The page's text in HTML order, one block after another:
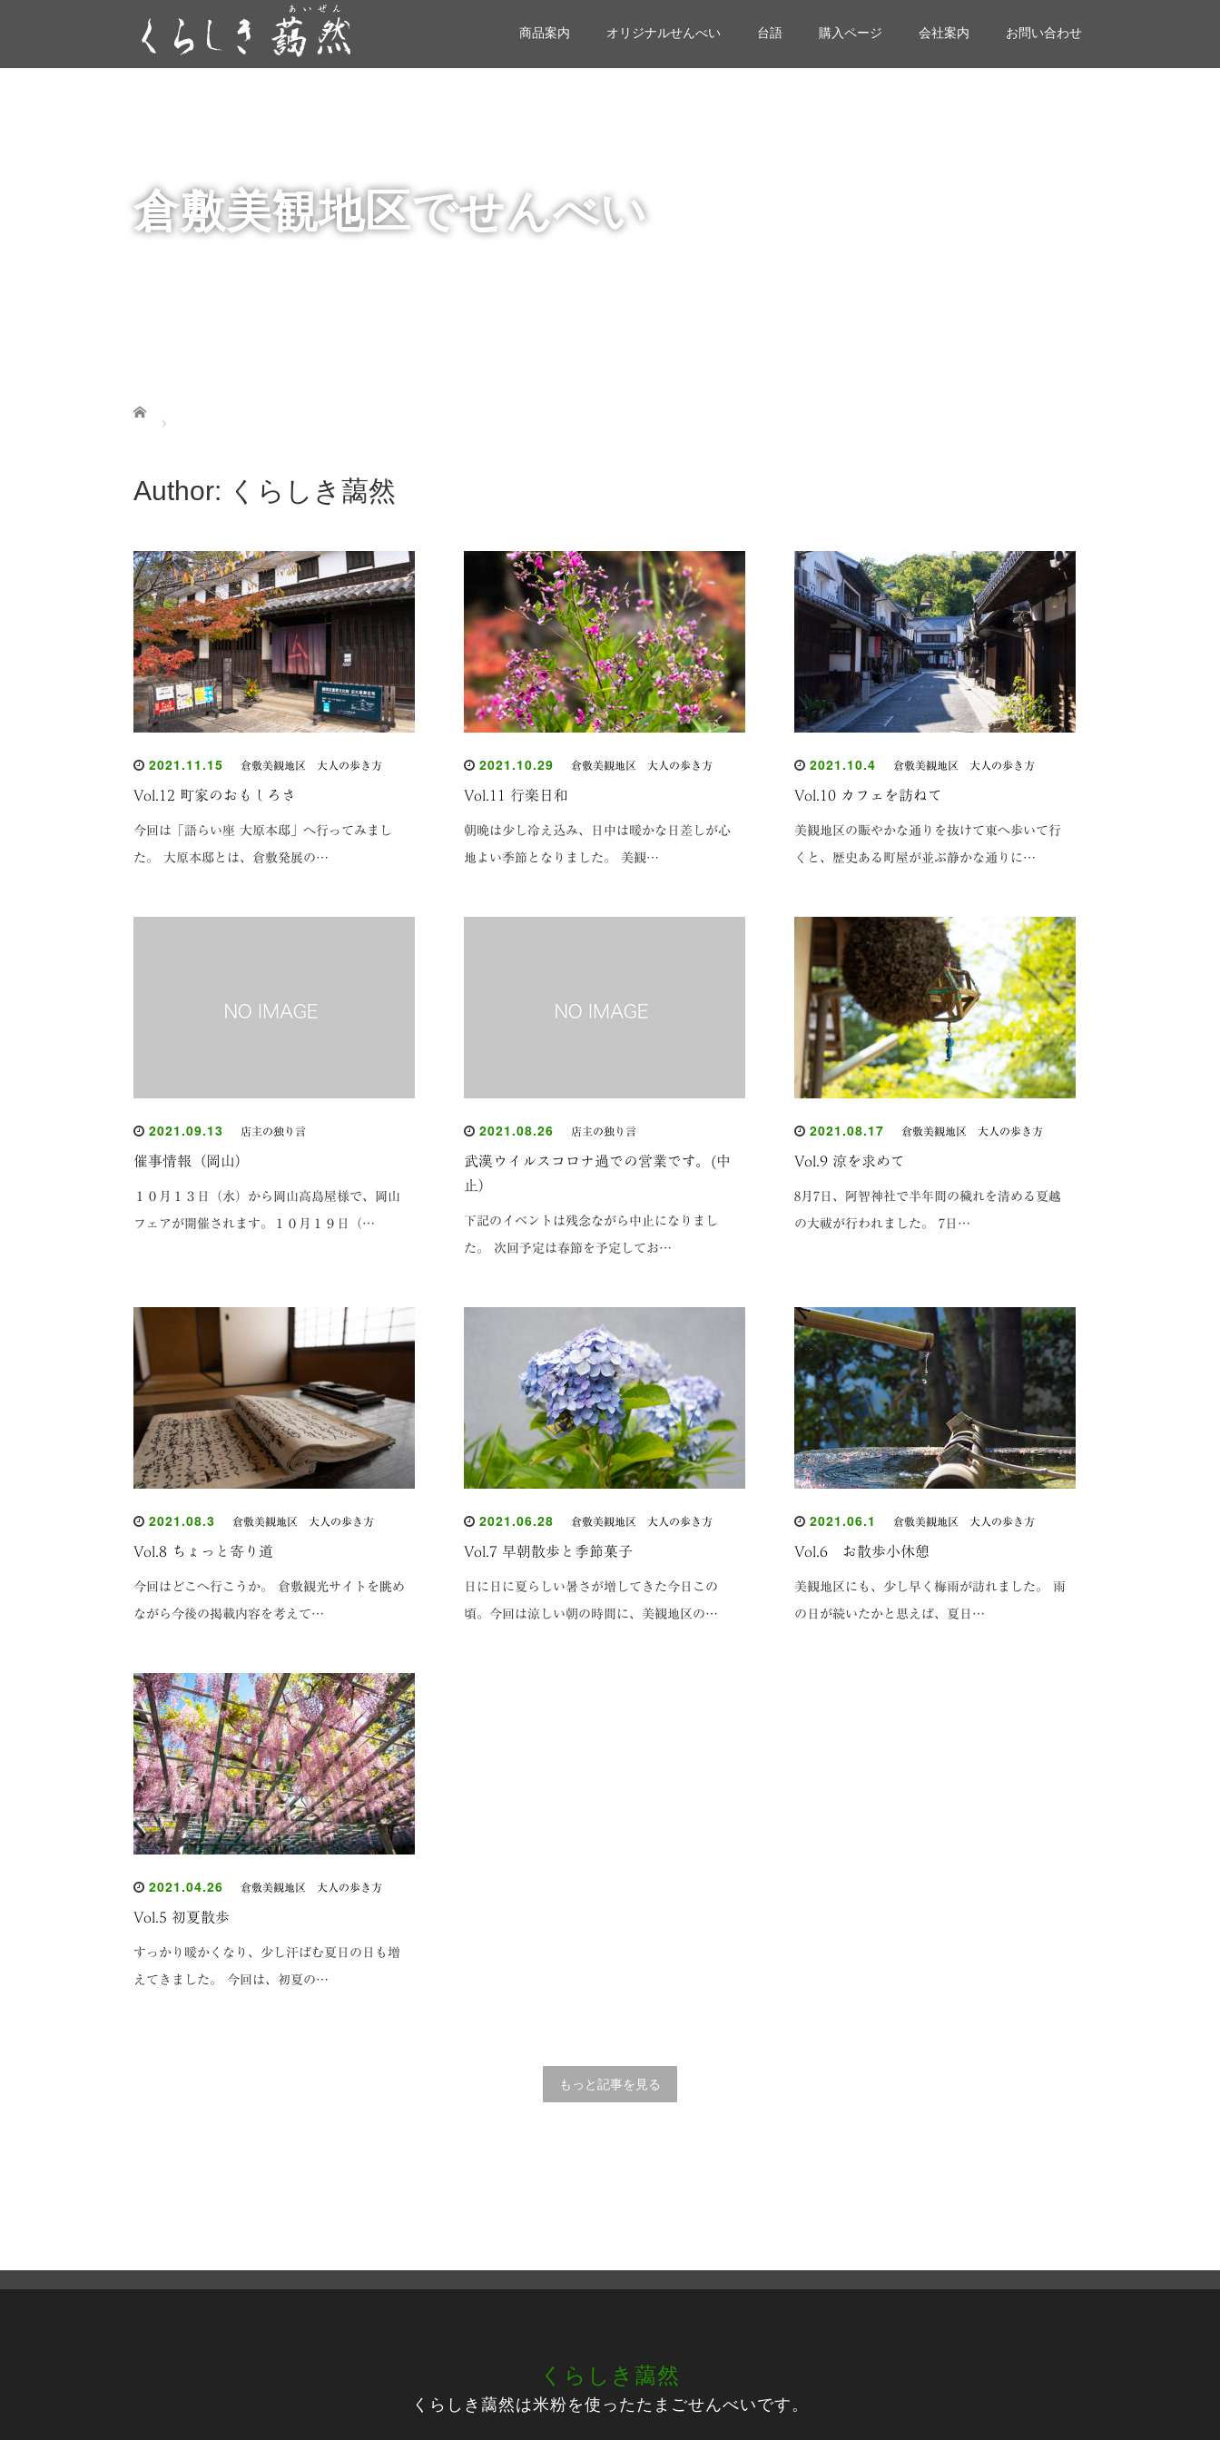
商品案内 オリジナルせんべい 台語 購入ページ 会社案内 お問い合わせ
倉敷美観地区でせんべい
Home
Author: くらしき藹然
2021.11.15 倉敷美観地区 大人の歩き方
Vol.12 町家のおもしろさ
今回は「語らい座 大原本邸」へ行ってみまし
た。 大原本邸とは、倉敷発展の…
2021.10.29 倉敷美観地区 大人の歩き方
Vol.11 行楽日和
朝晩は少し冷え込み、日中は暖かな日差しが心
地よい季節となりました。 美観…
2021.10.4 倉敷美観地区 大人の歩き方
Vol.10 カフェを訪ねて
美観地区の賑やかな通りを抜けて東へ歩いて行
くと、歴史ある町屋が並ぶ静かな通りに…
2021.09.13 店主の独り言
催事情報（岡山）
１０月１３日（水）から岡山高島屋様で、岡山
フェアが開催されます。１０月１９日（…
2021.08.26 店主の独り言
武漢ウイルスコロナ過での営業です。(中
止）
下記のイベントは残念ながら中止になりまし
た。 次回予定は春節を予定してお…
2021.08.17 倉敷美観地区 大人の歩き方
Vol.9 涼を求めて
8月7日、阿智神社で半年間の穢れを清める夏越
の大祓が行われました。 7日…
2021.08.3 倉敷美観地区 大人の歩き方
Vol.8 ちょっと寄り道
今回はどこへ行こうか。 倉敷観光サイトを眺め
ながら今後の掲載内容を考えて…
2021.06.28 倉敷美観地区 大人の歩き方
Vol.7 早朝散歩と季節菓子
日に日に夏らしい暑さが増してきた今日この
頃。今回は涼しい朝の時間に、美観地区の…
2021.06.1 倉敷美観地区 大人の歩き方
Vol.6 お散歩小休憩
美観地区にも、少し早く梅雨が訪れました。 雨
の日が続いたかと思えば、夏日…
2021.04.26 倉敷美観地区 大人の歩き方
Vol.5 初夏散歩
すっかり暖かくなり、少し汗ばむ夏日の日も増
えてきました。 今回は、初夏の…
もっと記事を見る
くらしき藹然
くらしき藹然は米粉を使ったたまごせんべいです。